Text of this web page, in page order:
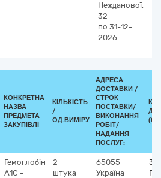
Нежданової,
32
по 31-12-
2026
КОНКРЕТНА
НАЗВА
ПРЕДМЕТА
ЗАКУПІВЛІ
КІЛЬКІСТЬ
/
ОД.ВИМІРУ
АДРЕСА
ДОСТАВКИ /
СТРОК
ПОСТАВКИ/
ВИКОНАННЯ
РОБІТ/
НАДАННЯ
ПОСЛУГ:
ДК
Гемоглобін
А1С -
2
штука
65055
Україна